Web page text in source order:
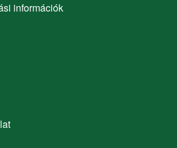
információk
Footer menu